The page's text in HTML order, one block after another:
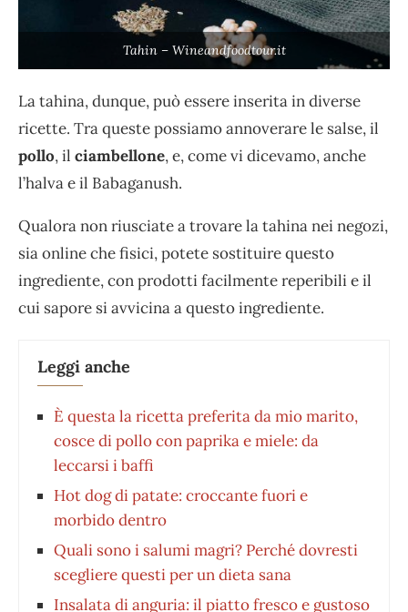
Tahin – Wineandfoodtour.it
La tahina, dunque, può essere inserita in diverse
ricette. Tra queste possiamo annoverare le salse, il
pollo, il ciambellone, e, come vi dicevamo, anche
l’halva e il Babaganush.
Qualora non riusciate a trovare la tahina nei negozi,
sia online che fisici, potete sostituire questo
ingrediente, con prodotti facilmente reperibili e il
cui sapore si avvicina a questo ingrediente.
Leggi anche
È questa la ricetta preferita da mio marito,
cosce di pollo con paprika e miele: da
leccarsi i baffi
Hot dog di patate: croccante fuori e
morbido dentro
Quali sono i salumi magri? Perché dovresti
scegliere questi per un dieta sana
Insalata di anguria: il piatto fresco e gustoso